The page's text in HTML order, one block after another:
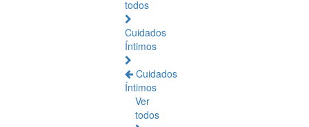
todos
Cuidados
Íntimos
Cuidados
Íntimos
Ver
todos